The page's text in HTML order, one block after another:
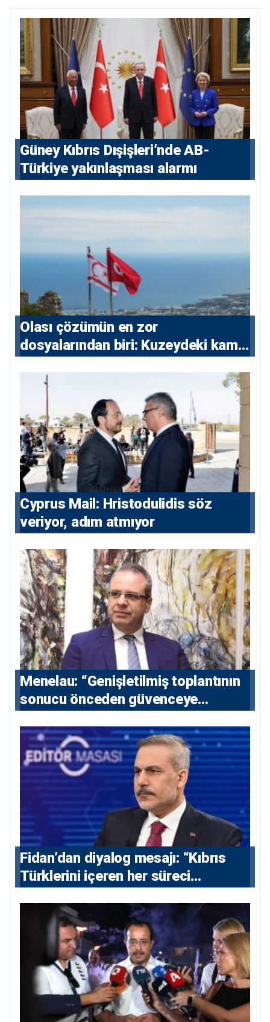
Güney Kıbrıs Dışişleri’nde AB-
Türkiye yakınlaşması alarmı
Olası çözümün en zor
dosyalarından biri: Kuzeydeki kamu
⁠Cyprus Mail: Hristodulidis söz
veriyor, adım atmıyor
Menelau: “Genişletilmiş toplantının
sonucu önceden güvenceye
Fidan’dan diyalog mesajı: “Kıbrıs
Türklerini içeren her süreci